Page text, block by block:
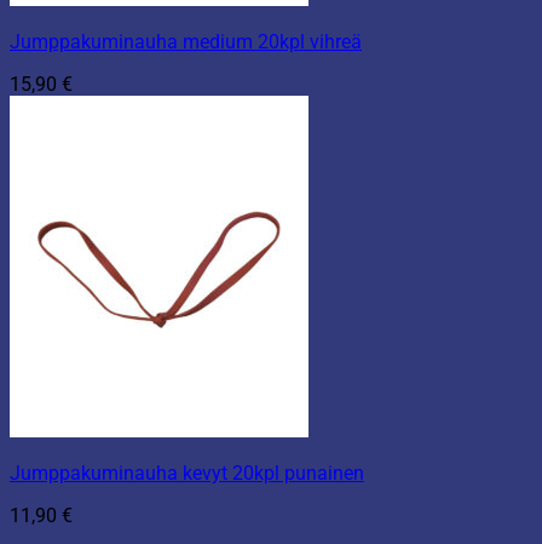
Jumppakuminauha medium 20kpl vihreä
15,90 €
Jumppakuminauha kevyt 20kpl punainen
11,90 €